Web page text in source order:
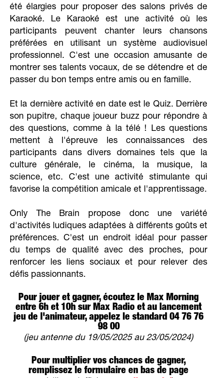
été élargies pour proposer des salons privés de
Karaoké. Le Karaoké est une activité où les
participants peuvent chanter leurs chansons
préférées en utilisant un système audiovisuel
professionnel. C'est une occasion amusante de
montrer ses talents vocaux, de se détendre et de
passer du bon temps entre amis ou en famille.
Et la dernière activité en date est le Quiz. Derrière
son pupitre, chaque joueur buzz pour répondre à
des questions, comme à la télé ! Les questions
mettent à l'épreuve les connaissances des
participants dans divers domaines tels que la
culture générale, le cinéma, la musique, la
science, etc. C'est une activité stimulante qui
favorise la compétition amicale et l'apprentissage.
Only The Brain propose donc une variété
d'activités ludiques adaptées à différents goûts et
préférences. C'est un endroit idéal pour passer
du temps de qualité avec des proches, pour
renforcer les liens sociaux et pour relever des
défis passionnants.
Pour jouer et gagner, écoutez le Max Morning
entre 6h et 10h sur Max Radio et au lancement
jeu de l'animateur, appelez le standard 04 76 76
98 00
(jeu antenne du 19/05/2025 au 23/05/2024)
Pour multiplier vos chances de gagner,
remplissez le formulaire en bas de page